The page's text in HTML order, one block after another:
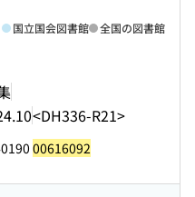
<DH336-R21>
国立国会図書館 全国の図書館
00616092